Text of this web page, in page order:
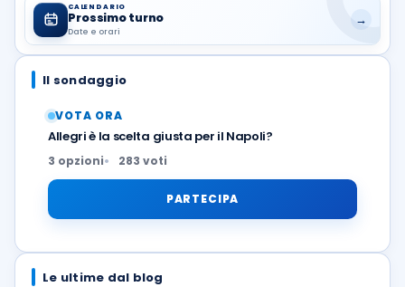
CALENDARIO
Prossimo turno
Date e orari
→
Il sondaggio
VOTA ORA
Allegri è la scelta giusta per il Napoli?
3 opzioni 283 voti
PARTECIPA
Le ultime dal blog